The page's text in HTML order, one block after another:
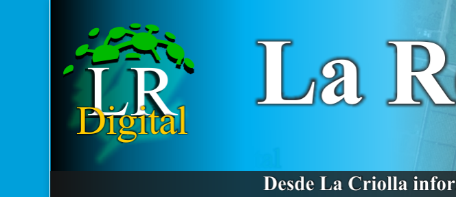
La
Región
Digital
Desde La
Criolla
informamos
a toda la
Región